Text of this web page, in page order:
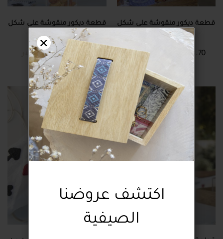
اكتشف عروضنا
الصيفية
×
قطعة ديكور منقوشة على شكل
رمز الكبة
8.70 دولار 29.00 دولار
قطعة ديكور منقوشة على شكل
رمز الديناري
8.70 دولار 29.00 دولار